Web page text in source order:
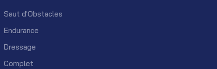
Saut d'Obstacles
Endurance
Dressage
Complet